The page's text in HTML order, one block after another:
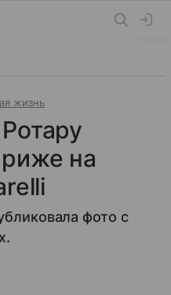
жизнь
на
фото с